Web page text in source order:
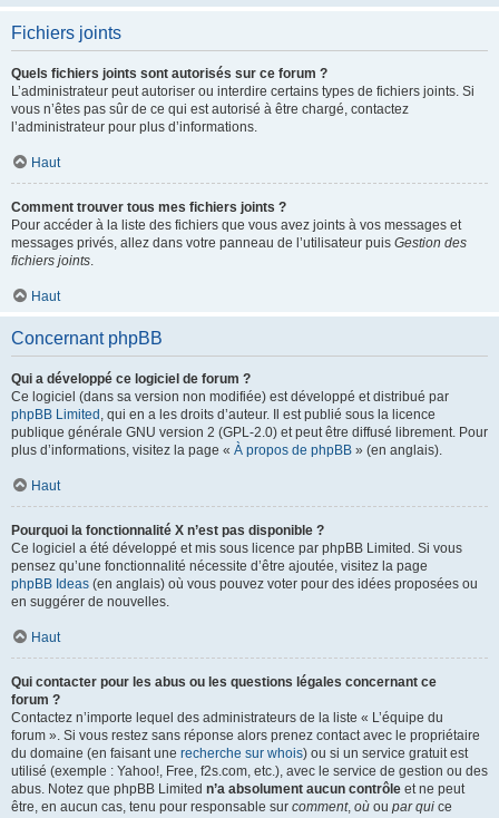
Fichiers joints
Quels fichiers joints sont autorisés sur ce forum ?
L’administrateur peut autoriser ou interdire certains types de fichiers joints. Si
vous n’êtes pas sûr de ce qui est autorisé à être chargé, contactez
l’administrateur pour plus d’informations.
Haut
Comment trouver tous mes fichiers joints ?
Pour accéder à la liste des fichiers que vous avez joints à vos messages et
messages privés, allez dans votre panneau de l’utilisateur puis Gestion des
fichiers joints.
Haut
Concernant phpBB
Qui a développé ce logiciel de forum ?
Ce logiciel (dans sa version non modifiée) est développé et distribué par
phpBB Limited , qui en a les droits d’auteur. Il est publié sous la licence
publique générale GNU version 2 (GPL-2.0) et peut être diffusé librement. Pour
plus d’informations, visitez la page « À propos de phpBB » (en anglais).
Haut
Pourquoi la fonctionnalité X n’est pas disponible ?
Ce logiciel a été développé et mis sous licence par phpBB Limited. Si vous
pensez qu’une fonctionnalité nécessite d’être ajoutée, visitez la page
phpBB Ideas (en anglais) où vous pouvez voter pour des idées proposées ou
en suggérer de nouvelles.
Haut
Qui contacter pour les abus ou les questions légales concernant ce
forum ?
Contactez n’importe lequel des administrateurs de la liste « L’équipe du
forum ». Si vous restez sans réponse alors prenez contact avec le propriétaire
du domaine (en faisant une recherche sur whois) ou si un service gratuit est
utilisé (exemple : Yahoo!, Free, f2s.com, etc.), avec le service de gestion ou des
abus. Notez que phpBB Limited n’a absolument aucun contrôle et ne peut
être, en aucun cas, tenu pour responsable sur comment, où ou par qui ce